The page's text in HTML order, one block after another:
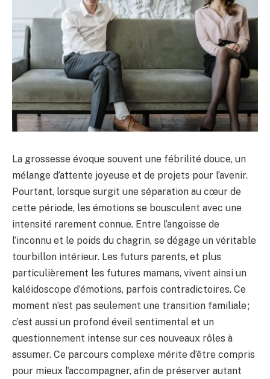
La grossesse évoque souvent une fébrilité douce, un
mélange d’attente joyeuse et de projets pour l’avenir.
Pourtant, lorsque surgit une séparation au cœur de
cette période, les émotions se bousculent avec une
intensité rarement connue. Entre l’angoisse de
l’inconnu et le poids du chagrin, se dégage un véritable
tourbillon intérieur. Les futurs parents, et plus
particulièrement les futures mamans, vivent ainsi un
kaléidoscope d’émotions, parfois contradictoires. Ce
moment n’est pas seulement une transition familiale ;
c’est aussi un profond éveil sentimental et un
questionnement intense sur ces nouveaux rôles à
assumer. Ce parcours complexe mérite d’être compris
pour mieux l’accompagner, afin de préserver autant